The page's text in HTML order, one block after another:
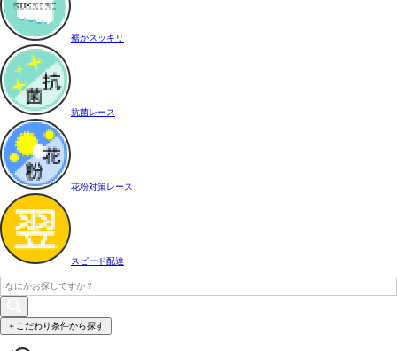
裾がスッキリ
抗菌レース
花粉対策レース
スピード配達
＋こだわり条件から探す